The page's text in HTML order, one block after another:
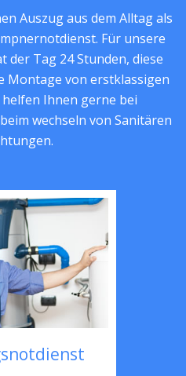
Auszug aus dem Alltag als
Für unsere
Tag 24 Stunden, diese
Montage von erstklassigen
Ihnen gerne bei
wechseln von Sanitären